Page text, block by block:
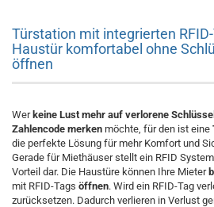
Türstation mit integrierten
Haustür komfortabel ohne
öffnen
Werkeine Lust mehr auf verlorene Schlüssel
Zahlencode merken möchte, für den ist eine
die perfekte Lösung für mehr Komfort und
Gerade für Miethäuser stellt ein RFID
Vorteil dar. Die Haustüre können Ihre Mieter
mit RFID-Tags öffnen. Wird ein RFID-Tag
zurücksetzen. Dadurch verlieren in Verlust